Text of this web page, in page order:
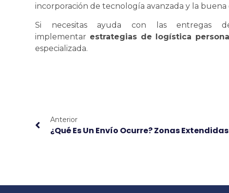
incorporación de tecnología avanzada y la
Si necesitas ayuda con las entregas
implementar estrategias de logística
especializada.
Anterior
¿Qué Es Un Envío Ocurre? Zonas Extendidas